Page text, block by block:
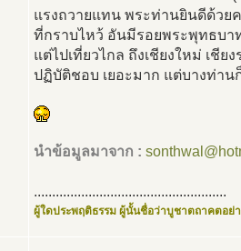
แรงถวายแทน พระท่านยินดีด้ว
ที่กราบไหว้ อันมีรอยพระพุทธบา
แต่ไปเที่ยวไกล ถึงเชียงใหม่ เชี
ปฏิบัติชอบ เยอะมาก แต่บางท่าน
นำข้อมูลมาจาก :
.....................................................
ผู้ใดประพฤติธรรม ผู้นั้นชื่อว่าบูชาตถาคตอย่า